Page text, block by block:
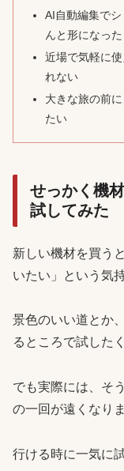
AI自動編集で
んと形になった
近場で気軽に
れない
大きな旅の前
たい
せっかく機
試してみた
新しい機材を買う
いたい」という気
景色のいい道とか
るところで試した
でも実際には、そ
の一回が遠くなりま
行ける時に一気に